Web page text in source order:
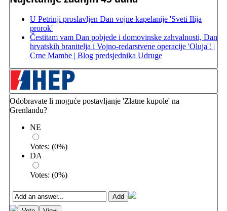
U Petrinji proslavljen Dan vojne kapelanije 'Sveti Ilija
prorok'
Čestitam vam Dan pobjede i domovinske zahvalnosti, Dan
hrvatskih branitelja i Vojno-redarstvene operacije 'Oluja'! |
Crne Mambe | Blog predsjednika Udruge
Odobravate li moguće postavljanje 'Zlatne kupole' na
Grenlandu?
NE
Votes: (0%)
DA
Votes: (0%)